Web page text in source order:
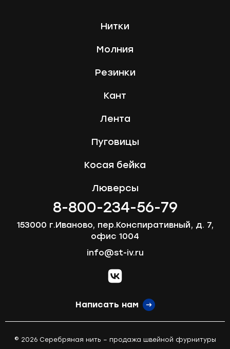
Нитки
Молния
Резинки
Кант
Лента
Пуговицы
Косая бейка
Люверсы
8-800-234-56-79
153000 г.Иваново, пер.Конспиративный, д. 7,
офис 1004
info@st-iv.ru
vk.com
Написать нам
© 2026 Серебряная нить – продажа швейной фурнитуры